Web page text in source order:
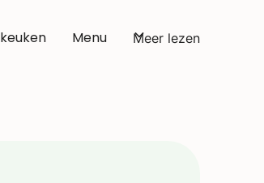
Menu Meer lezen